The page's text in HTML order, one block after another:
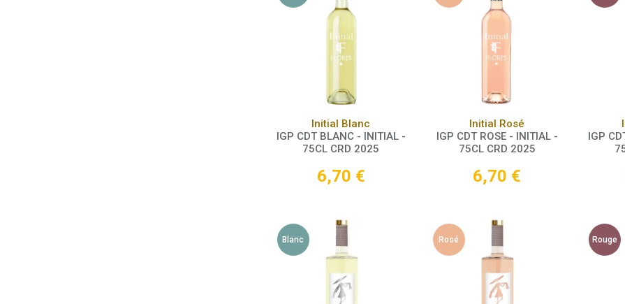
Panier
Initial Blanc
IGP CDT BLANC - INITIAL -
75CL CRD 2025
6,70 €
Panier
Initial Rosé
IGP CDT ROSE - INITIAL -
75CL CRD 2025
6,70 €
IGP
Blanc Rosé Rouge